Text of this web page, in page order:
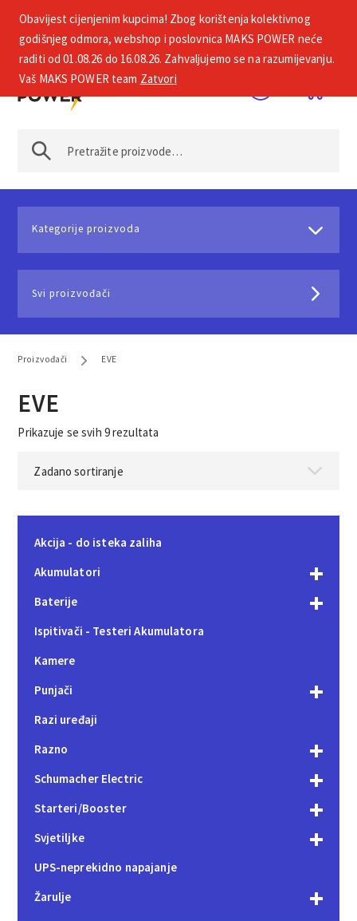
+385 1 2002 575
Kategorije proizvoda
Svi proizvođači
Proizvođači EVE
EVE
Prikazuje se svih 9 rezultata
Akcija - do isteka zaliha
Akumulatori
Baterije
Ispitivači - Testeri Akumulatora
Kamere
Punjači
Razi uređaji
Razno
Schumacher Electric
Starteri/Booster
Svjetiljke
UPS-neprekidno napajanje
Žarulje
Obavijest cijenjenim kupcima! Zbog korištenja kolektivnog
godišnjeg odmora, webshop i poslovnica MAKS POWER neće
raditi od 01.08.26 do 16.08.26. Zahvaljujemo se na razumijevanju.
Vaš MAKS POWER team Zatvori